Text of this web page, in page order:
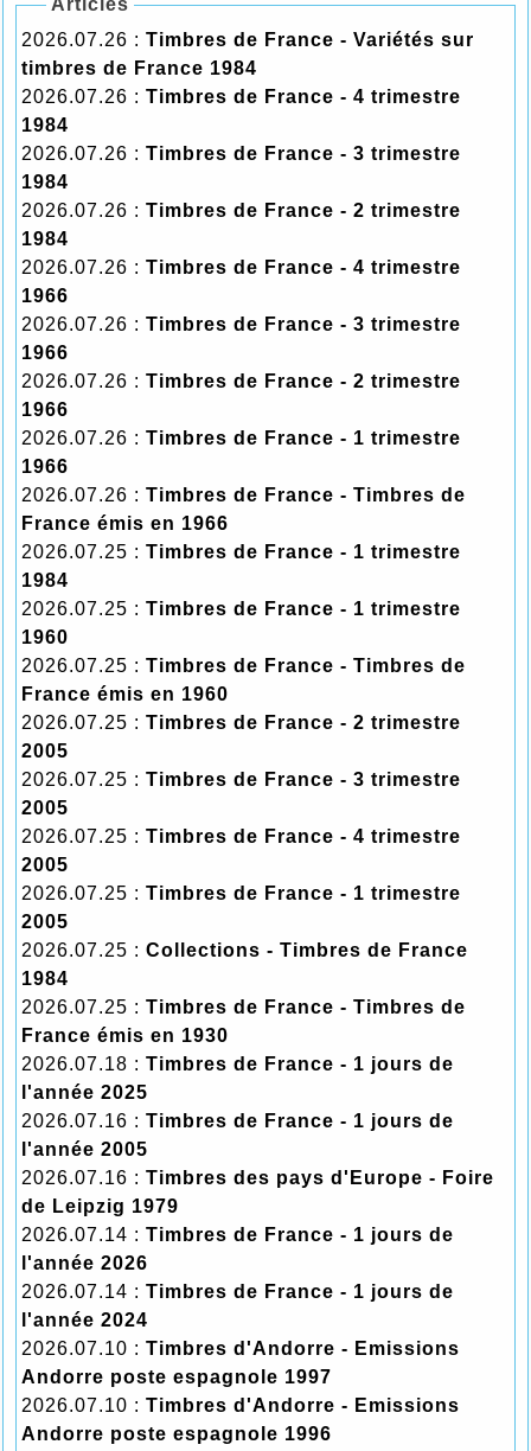
Articles
2026.07.26 : Timbres de France - Variétés sur
timbres de France 1984
2026.07.26 : Timbres de France - 4 trimestre
1984
2026.07.26 : Timbres de France - 3 trimestre
1984
2026.07.26 : Timbres de France - 2 trimestre
1984
2026.07.26 : Timbres de France - 4 trimestre
1966
2026.07.26 : Timbres de France - 3 trimestre
1966
2026.07.26 : Timbres de France - 2 trimestre
1966
2026.07.26 : Timbres de France - 1 trimestre
1966
2026.07.26 : Timbres de France - Timbres de
France émis en 1966
2026.07.25 : Timbres de France - 1 trimestre
1984
2026.07.25 : Timbres de France - 1 trimestre
1960
2026.07.25 : Timbres de France - Timbres de
France émis en 1960
2026.07.25 : Timbres de France - 2 trimestre
2005
2026.07.25 : Timbres de France - 3 trimestre
2005
2026.07.25 : Timbres de France - 4 trimestre
2005
2026.07.25 : Timbres de France - 1 trimestre
2005
2026.07.25 : Collections - Timbres de France
1984
2026.07.25 : Timbres de France - Timbres de
France émis en 1930
2026.07.18 : Timbres de France - 1 jours de
l'année 2025
2026.07.16 : Timbres de France - 1 jours de
l'année 2005
2026.07.16 : Timbres des pays d'Europe - Foire
de Leipzig 1979
2026.07.14 : Timbres de France - 1 jours de
l'année 2026
2026.07.14 : Timbres de France - 1 jours de
l'année 2024
2026.07.10 : Timbres d'Andorre - Emissions
Andorre poste espagnole 1997
2026.07.10 : Timbres d'Andorre - Emissions
Andorre poste espagnole 1996